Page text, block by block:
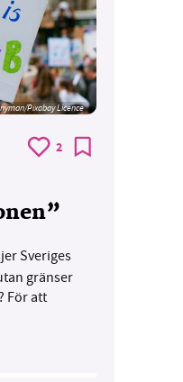
Pixabay Licence
2
Sveriges
gränser
För att